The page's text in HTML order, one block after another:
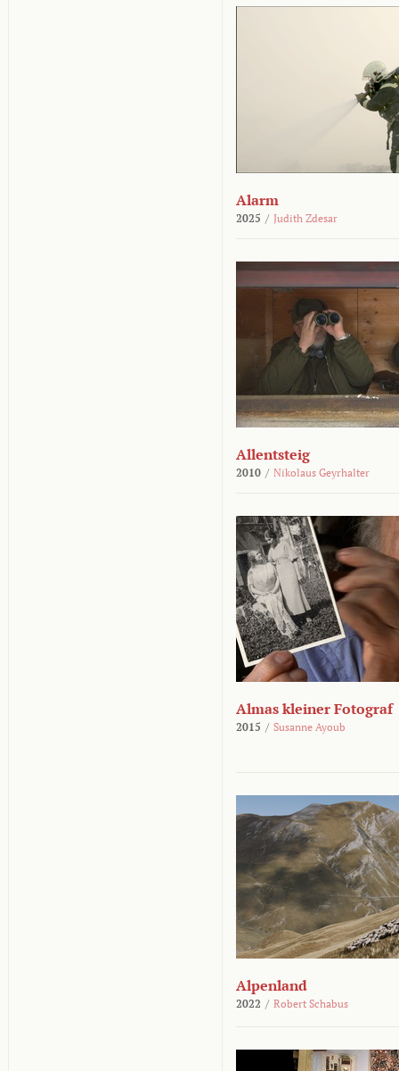
Alarm
2025 / Judith Zdesar
Allentsteig
2010 / Nikolaus Geyrhalter
Almas kleiner Fotograf
2015 / Susanne Ayoub
Alpenland
2022 / Robert Schabus